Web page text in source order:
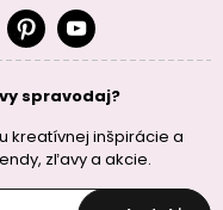
spravodaj?
kreatívnej inšpirácie a
zľavy a akcie.